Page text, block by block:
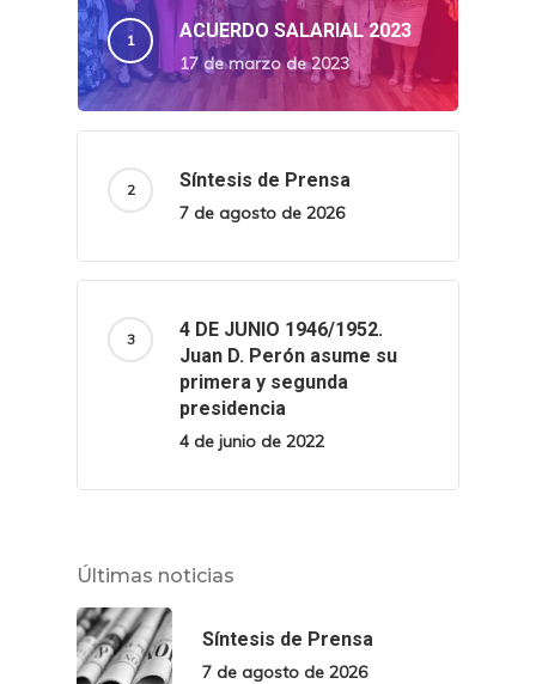
ACUERDO SALARIAL 2023
17 de marzo de 2023
Síntesis de Prensa
7 de agosto de 2026
4 DE JUNIO 1946/1952.
Juan D. Perón asume su
primera y segunda
presidencia
4 de junio de 2022
Últimas noticias
Síntesis de Prensa
7 de agosto de 2026